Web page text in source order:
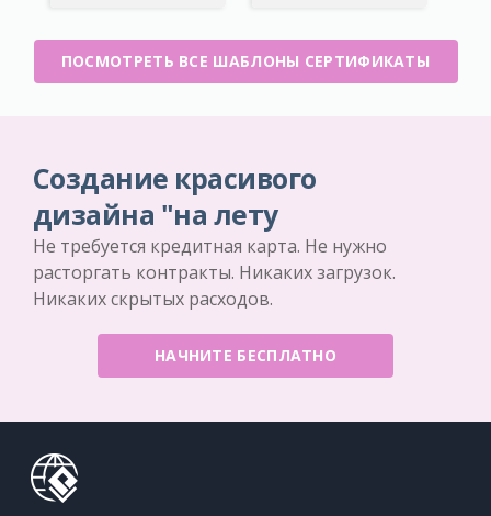
ПОСМОТРЕТЬ ВСЕ ШАБЛОНЫ СЕРТИФИКАТЫ
Создание красивого
дизайна "на лету
Не требуется кредитная карта. Не нужно
расторгать контракты. Никаких загрузок.
Никаких скрытых расходов.
НАЧНИТЕ БЕСПЛАТНО